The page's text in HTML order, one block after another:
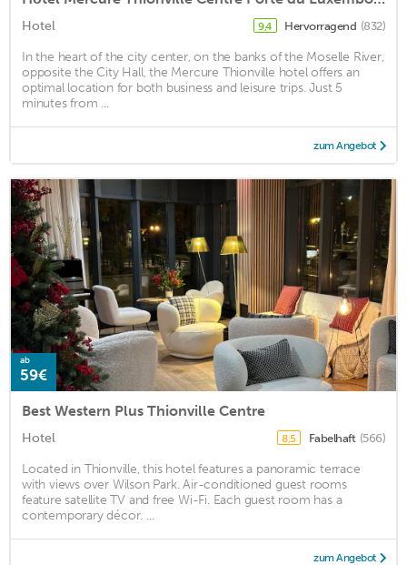
Hotel 9,4 Hervorragend (832)
In the heart of the city center, on the banks of the Moselle River,
opposite the City Hall, the Mercure Thionville hotel offers an
optimal location for both business and leisure trips. Just 5
minutes from ...
zum Angebot
ab
59€
Best Western Plus Thionville Centre
Hotel 8,5 Fabelhaft (566)
Located in Thionville, this hotel features a panoramic terrace
with views over Wilson Park. Air-conditioned guest rooms
feature satellite TV and free Wi-Fi. Each guest room has a
contemporary décor. ...
zum Angebot